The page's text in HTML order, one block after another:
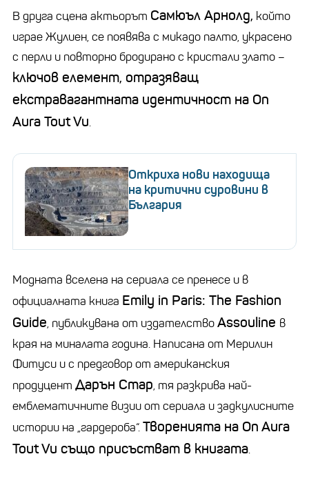
В друга сцена актьорът Самюъл Арнолд, който
играе Жулиен, се появява с микaдо палто, украсено
с перли и повторно бродирано с кристали злато –
ключов елемент, отразяващ
екстравагантната идентичност на On
Aura Tout Vu.
Откриха нови находища
на критични суровини в
България
Модната вселена на сериала се пренесе и в
официалната книга Emily in Paris: The Fashion
Guide, публикувана от издателствоAssouline в
края на миналата година. Написана от Мерилин
Фитуси и с предговор от американския
продуцент Дарън Стар, тя разкрива най-
емблематичните визии от сериала и задкулисните
истории на „гардероба“.Творенията на On Aura
Tout Vu също присъстват в книгата.